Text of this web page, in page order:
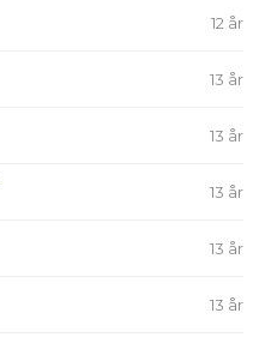
12 år
13 år
13 år
13 år
13 år
13 år